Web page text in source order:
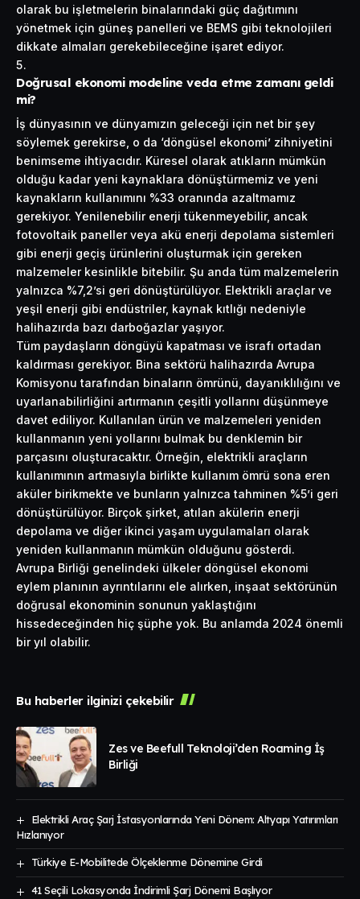
olarak bu işletmelerin binalarındaki güç dağıtımını
yönetmek için güneş panelleri ve BEMS gibi teknolojileri
dikkate almaları gerekebileceğine işaret ediyor.
Doğrusal ekonomi modeline veda etme zamanı geldi
mi?
İş dünyasının ve dünyamızın geleceği için net bir şey
söylemek gerekirse, o da ‘döngüsel ekonomi’ zihniyetini
benimseme ihtiyacıdır. Küresel olarak atıkların mümkün
olduğu kadar yeni kaynaklara dönüştürmemiz ve yeni
kaynakların kullanımını %33 oranında azaltmamız
gerekiyor. Yenilenebilir enerji tükenmeyebilir, ancak
fotovoltaik paneller veya akü enerji depolama sistemleri
gibi enerji geçiş ürünlerini oluşturmak için gereken
malzemeler kesinlikle bitebilir. Şu anda tüm malzemelerin
yalnızca %7,2’si geri dönüştürülüyor. Elektrikli araçlar ve
yeşil enerji gibi endüstriler, kaynak kıtlığı nedeniyle
halihazırda bazı darboğazlar yaşıyor.
Tüm paydaşların döngüyü kapatması ve israfı ortadan
kaldırması gerekiyor. Bina sektörü halihazırda Avrupa
Komisyonu tarafından binaların ömrünü, dayanıklılığını ve
uyarlanabilirliğini artırmanın çeşitli yollarını düşünmeye
davet ediliyor. Kullanılan ürün ve malzemeleri yeniden
kullanmanın yeni yollarını bulmak bu denklemin bir
parçasını oluşturacaktır. Örneğin, elektrikli araçların
kullanımının artmasıyla birlikte kullanım ömrü sona eren
aküler birikmekte ve bunların yalnızca tahminen %5’i geri
dönüştürülüyor. Birçok şirket, atılan akülerin enerji
depolama ve diğer ikinci yaşam uygulamaları olarak
yeniden kullanmanın mümkün olduğunu gösterdi.
Avrupa Birliği genelindeki ülkeler döngüsel ekonomi
eylem planının ayrıntılarını ele alırken, inşaat sektörünün
doğrusal ekonominin sonunun yaklaştığını
hissedeceğinden hiç şüphe yok. Bu anlamda 2024 önemli
bir yıl olabilir.
Bu haberler ilginizi çekebilir
Zes ve Beefull Teknoloji’den Roaming İş
Birliği
Elektrikli Araç Şarj İstasyonlarında Yeni Dönem: Altyapı Yatırımları
Hızlanıyor
Türkiye E-Mobilitede Ölçeklenme Dönemine Girdi
41 Seçili Lokasyonda İndirimli Şarj Dönemi Başlıyor